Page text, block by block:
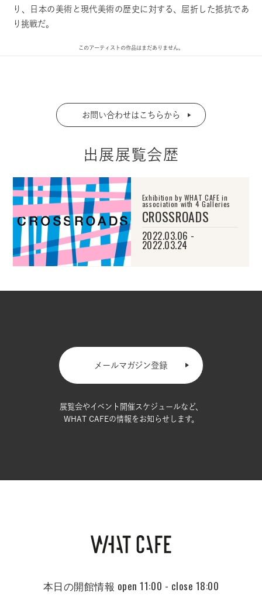
り、日本の美術と現代美術の歴史に対する、屈折した抵抗であ
り挑戦だ。
このアーティストの作品はまだありません。
お問い合わせはこちらから
出展展覧会歴
Exhibition by WHAT CAFE in
association with 4 Galleries
CROSSROADS
2022.03.06 -
2022.03.24
メールマガジン登録
展覧会やイベント開催スケジュールなど、
WHAT CAFEの情報をお知らせします。
本日の開館情報 open 11:00 - close 18:00